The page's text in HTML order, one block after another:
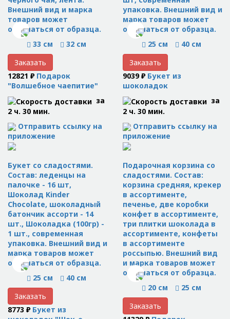
упаковка. Внешний вид и
марка товаров может
отличаться от образца.
25 см
40 см
Заказать
9039 ₽ Букет из
шоколадок
за
2 ч. 30 мин.
Отправить ссылку на
приложение
Внешний вид и марка
товаров может
отличаться от образца.
33 см
32 см
Заказать
12821 ₽ Подарок
"Волшебное чаепитие"
за
2 ч. 30 мин.
Отправить ссылку на
приложение
Подарочная корзина со
сладостями. Состав:
корзина средняя, крекер
в ассортименте,
печенье, две коробки
конфет в ассортименте,
три плитки шоколада в
ассортименте, конфеты
в ассортименте
россыпью. Внешний вид
и марка товаров может
отличаться от образца.
20 см
25 см
Заказать
Букет со сладостями.
Состав: леденцы на
палочке - 16 шт,
Шоколад Kinder
Chocolate, шоколадный
батончик ассорти - 14
шт., Шоколадка (100гр) -
1 шт., современная
упаковка. Внешний вид и
марка товаров может
отличаться от образца.
25 см
40 см
Заказать
8773 ₽ Букет из